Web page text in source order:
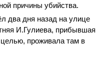
причины убийства.
два дня назад на улице
И.Гулиева, прибывшая
целью, проживала там в